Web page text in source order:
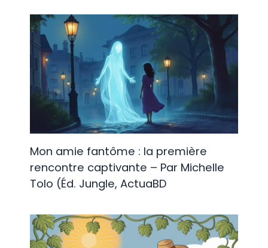
Mon amie fantôme : la première
rencontre captivante – Par Michelle
Tolo (Éd. Jungle, ActuaBD